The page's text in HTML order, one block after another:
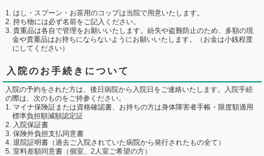
はし・スプーン・お茶用のコップは当院で用意いたします。
持ち物には必ず名前をご記入ください。
貴重品は各自で管理をお願いいたします。紛失や盗難防止のため、多額の現
金や貴重品はお持ちにならないようにお願いいたします。（お金は小銭程度
にしてください）
入院のお手続きについて
入院の予約をされた方は、後日病院から入院日をご連絡いたします。入院手続
の際は、次のものをご持参ください。
マイナ保険証または資格確認書、お持ちの方は身体障害者手帳・限度額適用
標準負担額減額認定証
入院保証書
保険外負担支払同意書
退院証明書（過去ご入院されていた病院から発行されたもの全て）
室料差額同意書（個室、2人室ご希望の方）